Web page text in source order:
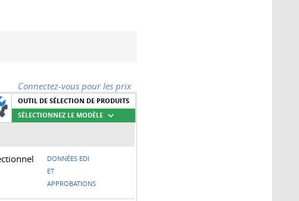
Connectez-vous pour les prix
OUTIL DE SÉLECTION DE PRODUITS
SÉLECTIONNEZ LE MODÈLE
DONNÉES EDI
ET
APPROBATIONS